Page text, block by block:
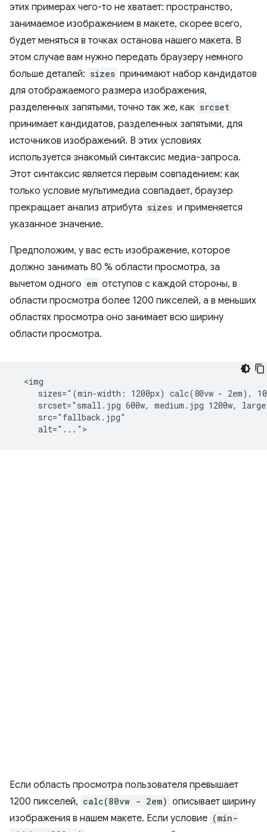
этих примерах чего-то не хватает: пространство,
занимаемое изображением в макете, скорее всего,
будет меняться в точках останова нашего макета. В
этом случае вам нужно передать браузеру немного
больше деталей: sizes принимают набор кандидатов
для отображаемого размера изображения,
разделенных запятыми, точно так же, как srcset
принимает кандидатов, разделенных запятыми, для
источников изображений. В этих условиях
используется знакомый синтаксис медиа-запроса.
Этот синтаксис является первым совпадением: как
только условие мультимедиа совпадает, браузер
прекращает анализ атрибута sizes и применяется
указанное значение.
Предположим, у вас есть изображение, которое
должно занимать 80 % области просмотра, за
вычетом одного em отступов с каждой стороны, в
области просмотра более 1200 пикселей, а в меньших
областях просмотра оно занимает всю ширину
области просмотра.
  <img
sizes="(min-width: 1200px) calc(80vw - 2em),
srcset="small.jpg 600w, medium.jpg 1200w,
     src="fallback.jpg"
Если область просмотра пользователя превышает
1200 пикселей, calc(80vw - 2em) описывает ширину
изображения в нашем макете. Если условие (min-